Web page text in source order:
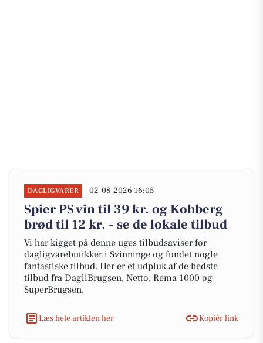
DAGLIGVARER 02-08-2026 16:05
Spier PS vin til 39 kr. og Kohberg
brød til 12 kr. - se de lokale tilbud
Vi har kigget på denne uges tilbudsaviser for
dagligvarebutikker i Svinninge og fundet nogle
fantastiske tilbud. Her er et udpluk af de bedste
tilbud fra DagliBrugsen, Netto, Rema 1000 og
SuperBrugsen.
Læs hele artiklen her Kopiér link